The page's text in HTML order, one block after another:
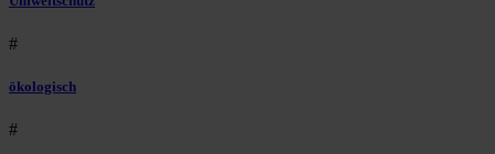
#
ökologisch
#